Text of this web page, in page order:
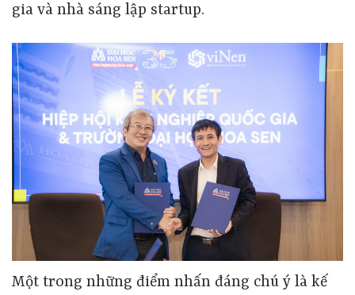
gia và nhà sáng lập startup.
Một trong những điểm nhấn đáng chú ý là kế